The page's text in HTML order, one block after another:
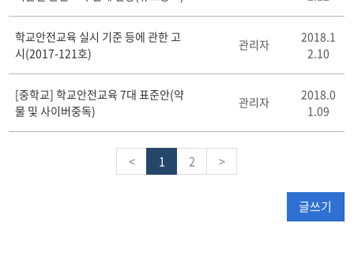
학교안전교육 실시 기준 등에 관한 고
시(2017-121호)
관리자
2018.1
2.10
[중학교] 학교안전교육 7대 표준안(약
물 및 사이버중독)
관리자
2018.0
1.09
< 1 2 >
글쓰기